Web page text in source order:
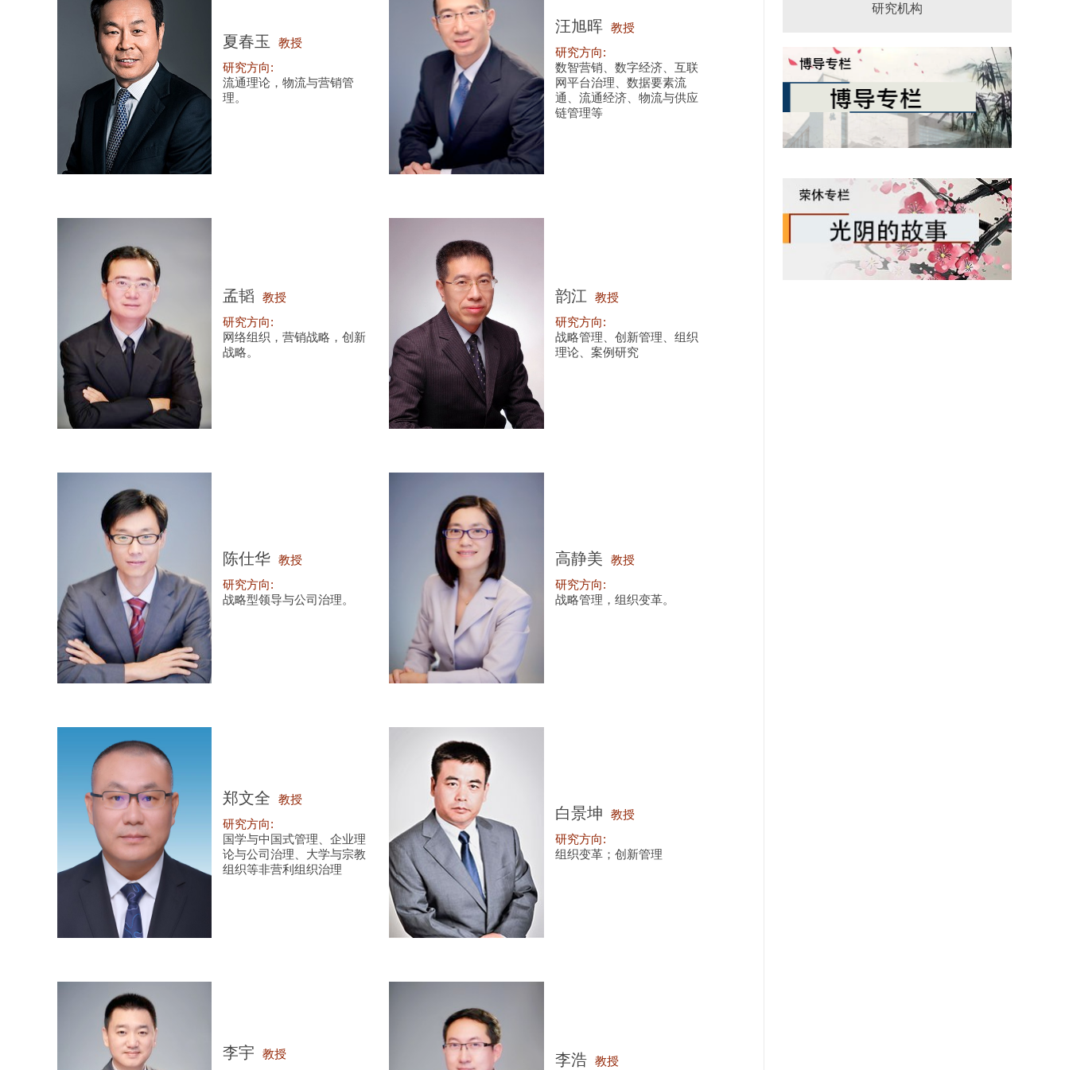
夏春玉
教授
研究方向:
流通理论，物流与营销管
理。
汪旭晖
教授
研究方向:
数智营销、数字经济、互联
网平台治理、数据要素流
通、流通经济、物流与供应
链管理等
孟韬
教授
研究方向:
网络组织，营销战略，创新
战略。
韵江
教授
研究方向:
战略管理、创新管理、组织
理论、案例研究
陈仕华
教授
研究方向:
战略型领导与公司治理。
高静美
教授
研究方向:
战略管理，组织变革。
郑文全
教授
研究方向:
国学与中国式管理、企业理
论与公司治理、大学与宗教
组织等非营利组织治理
白景坤
教授
研究方向:
组织变革；创新管理
李宇
教授
李浩
教授
研究机构